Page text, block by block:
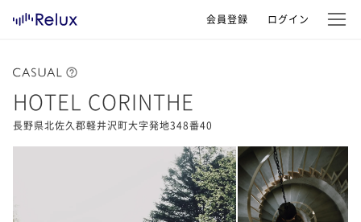
会員登録 ログイン
HOTEL CORINTHE
長野県北佐久郡軽井沢町大字発地348番40